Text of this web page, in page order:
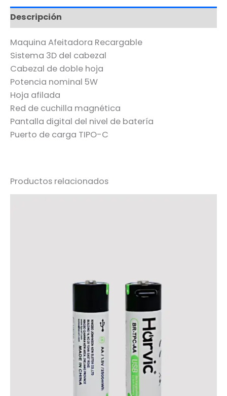
Descripción
Maquina Afeitadora Recargable
Sistema 3D del cabezal
Cabezal de doble hoja
Potencia nominal 5W
Hoja afilada
Red de cuchilla magnética
Pantalla digital del nivel de batería
Puerto de carga TIPO-C
Productos relacionados